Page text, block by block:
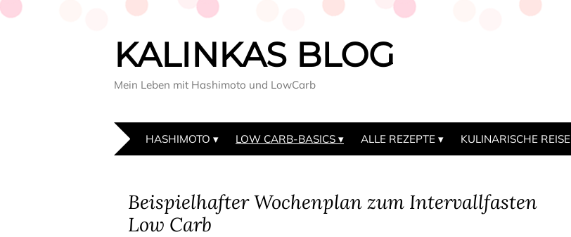
KALINKAS BLOG
Mein Leben mit Hashimoto und LowCarb
HASHIMOTO LOW CARB-BASICS ALLE REZEPTE KULINARISCHE REISE
Beispielhafter Wochenplan zum Intervallfasten
Low Carb